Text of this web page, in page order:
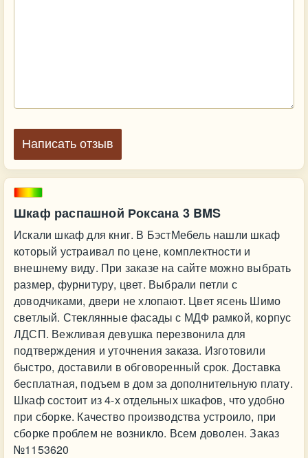
Шкаф распашной Роксана 3 BMS
Искали шкаф для книг. В БэстМебель нашли шкаф
который устраивал по цене, комплектности и
внешнему виду. При заказе на сайте можно выбрать
размер, фурнитуру, цвет. Выбрали петли с
доводчиками, двери не хлопают. Цвет ясень Шимо
светлый. Стеклянные фасады с МДФ рамкой, корпус
ЛДСП. Вежливая девушка перезвонила для
подтверждения и уточнения заказа. Изготовили
быстро, доставили в обговоренный срок. Доставка
бесплатная, подъем в дом за дополнительную плату.
Шкаф состоит из 4-х отдельных шкафов, что удобно
при сборке. Качество производства устроило, при
сборке проблем не возникло. Всем доволен. Заказ
№1153620
Написать отзыв